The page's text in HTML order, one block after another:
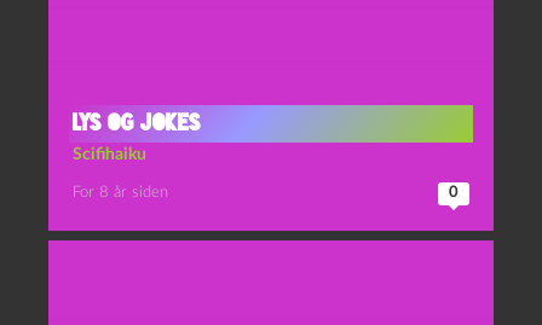
Lys og jokes
Scifihaiku
For 8 år siden 0